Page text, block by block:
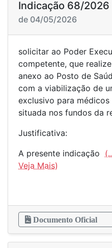
Indicação 68/2026
de 04/05/2026
solicitar ao Poder
competente, que
anexo ao Posto de
com a viabilização de
exclusivo para
situada nos fundos da
Justificativa:
A presente indicação
Documento Oficial